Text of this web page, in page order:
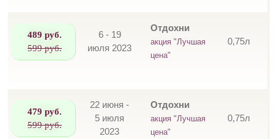
489 руб.
599 руб.
6 - 19
июля 2023
Отдохни
акция "Лучшая
цена"
0,75л
479 руб.
599 руб.
22 июня -
5 июля
2023
Отдохни
акция "Лучшая
цена"
0,75л